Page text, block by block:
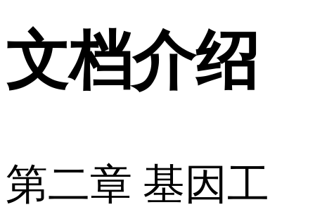
文档介绍
第二章 基因工